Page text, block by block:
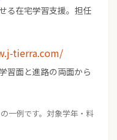
る在宅学習支援。担任
tierra.com/
習面と進路の両面から
一例です。対象学年・料